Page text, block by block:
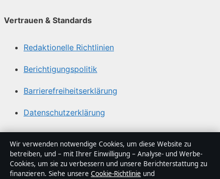
Vertrauen & Standards
Redaktionelle Richtlinien
Berichtigungspolitik
Barrierefreiheitserklärung
Datenschutzerklärung
Über Politikstudio in Kürze
Politikstudio ist ein unabhängiger digitaler
Nachrichtenanbieter mit Fokus auf Politik, Wirtschaft,
Wir verwenden notwendige Cookies, um diese Website zu
betreiben, und – mit Ihrer Einwilligung – Analyse- und Werbe-
Cookies, um sie zu verbessern und unsere Berichterstattung zu
finanzieren. Siehe unsere Cookie-Richtlinie und